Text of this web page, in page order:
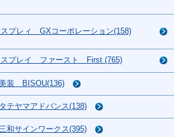
プレィ GXコーポレーション(158)
スプレイ ファースト First (765)
装 BISOU(136)
テヤマアドバンス(138)
和サインワークス(395)